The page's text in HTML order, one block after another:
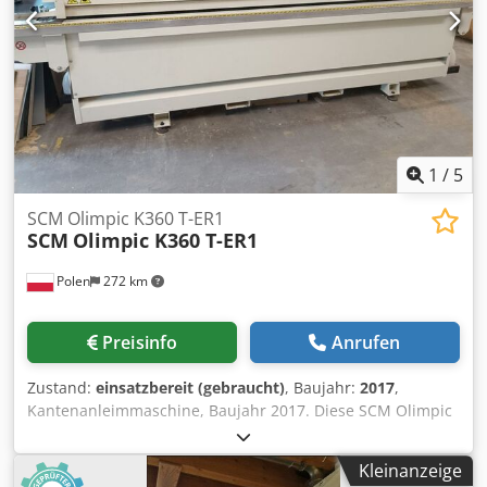
1 / 5
Polen 272 km
SCM Olimpic K360 T-ER1
SCM Olimpic K360 T-ER1
Preisinfo Anrufen
Zustand: einsatzbereit (gebraucht), Baujahr: 2017,
Kantenanleimmaschine, Baujahr 2017. Diese SCM Olimpic
K360 T-ER1 verfügt über eine Vorschubgeschwindigkeit
von 11 m/min und ist für Kantenstärken von 0,4 bis 6 mm
ausgelegt. Sie umfasst eine Vorfräseinheit mitKleinanzeige